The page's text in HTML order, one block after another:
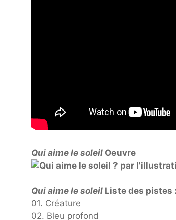
Qui aime le soleil Oeuvre
Qui aime le soleil Liste des pistes :
01. Créature
02. Bleu profond